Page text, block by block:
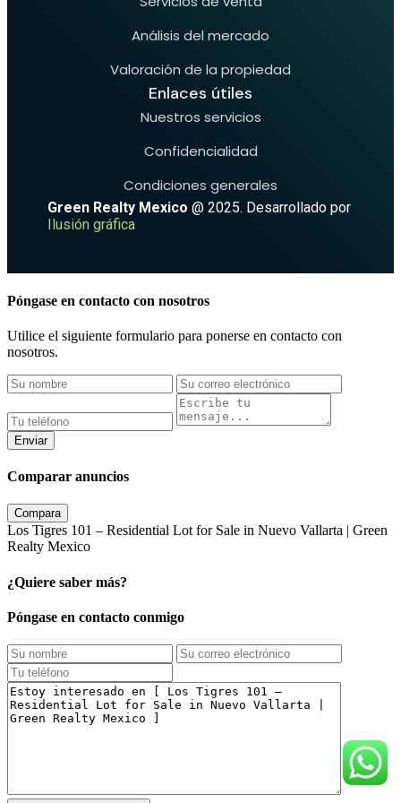
Análisis del mercado
Valoración de la propiedad
Enlaces útiles
Nuestros servicios
Confidencialidad
Condiciones generales
Green Realty Mexico @ 2025. Desarrollado por
Ilusión gráfica
Póngase en contacto con nosotros
Utilice el siguiente formulario para ponerse en contacto con
nosotros.
Enviar
Comparar anuncios
Compara
Los Tigres 101 – Residential Lot for Sale in Nuevo Vallarta | Green
Realty Mexico
¿Quiere saber más?
Póngase en contacto conmigo